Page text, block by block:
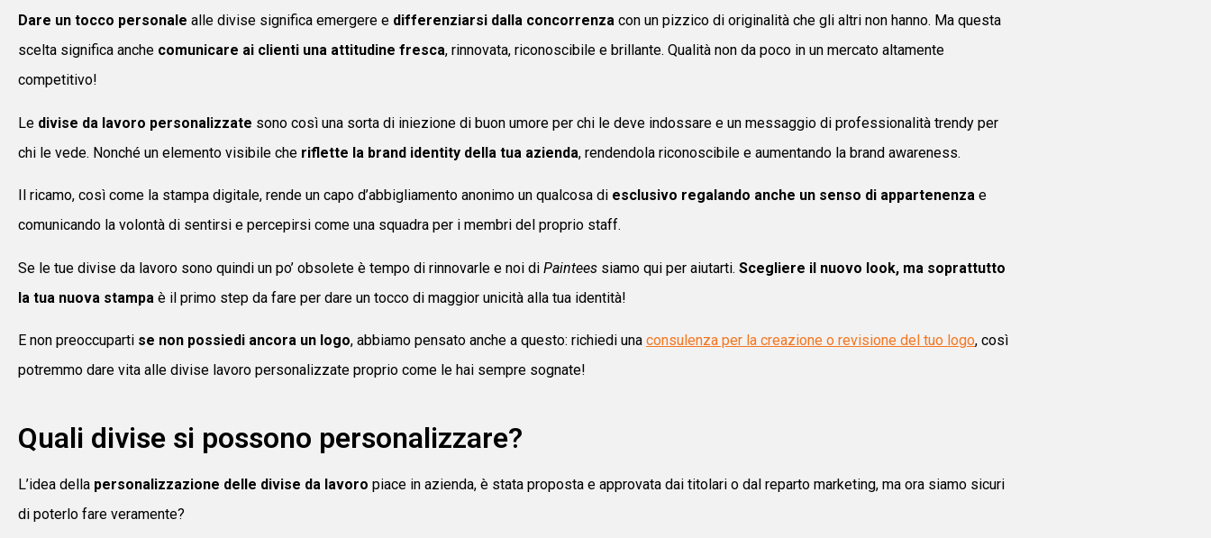
Dare un tocco personale alle divise significa emergere e differenziarsi dalla concorrenza con un pizzico di originalità che gli altri non hanno. Ma questa
scelta significa anche comunicare ai clienti una attitudine fresca, rinnovata, riconoscibile e brillante. Qualità non da poco in un mercato altamente
competitivo!
Le divise da lavoro personalizzate sono così una sorta di iniezione di buon umore per chi le deve indossare e un messaggio di professionalità trendy per
chi le vede. Nonché un elemento visibile che riflette la brand identity della tua azienda, rendendola riconoscibile e aumentando la brand awareness.
Il ricamo, così come la stampa digitale, rende un capo d’abbigliamento anonimo un qualcosa di esclusivo regalando anche un senso di appartenenza e
comunicando la volontà di sentirsi e percepirsi come una squadra per i membri del proprio staff.
Se le tue divise da lavoro sono quindi un po’ obsolete è tempo di rinnovarle e noi di Paintees siamo qui per aiutarti. Scegliere il nuovo look, ma soprattutto
la tua nuova stampa è il primo step da fare per dare un tocco di maggior unicità alla tua identità!
E non preoccuparti se non possiedi ancora un logo, abbiamo pensato anche a questo: richiedi una consulenza per la creazione o revisione del tuo logo, così
potremmo dare vita alle divise lavoro personalizzate proprio come le hai sempre sognate!
Quali divise si possono personalizzare?
L’idea della personalizzazione delle divise da lavoro piace in azienda, è stata proposta e approvata dai titolari o dal reparto marketing, ma ora siamo sicuri
di poterlo fare veramente?